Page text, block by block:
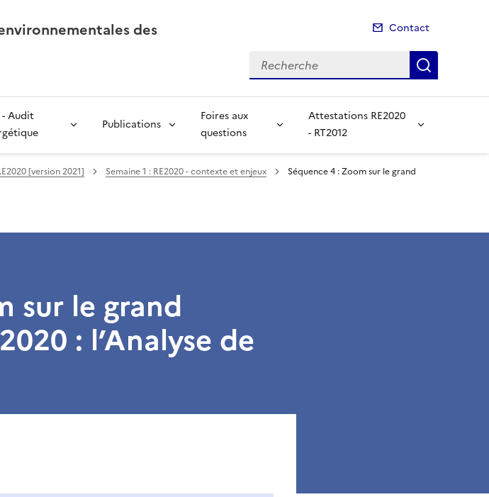
des
Contact
Recherche
- Audit
Publications
Foires aux
questions
Attestations RE2020
- RT2012
[version 2021] Semaine 1 : RE2020 - contexte et enjeux
Séquence 4 : Zoom sur le grand
sur le grand
: l’Analyse de